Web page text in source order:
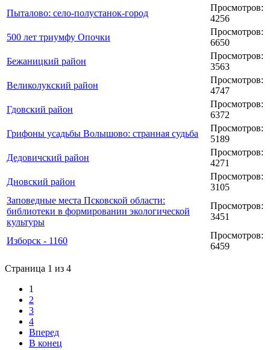
Пыталово: село-полустанок-город
Просмотров:
4256
500 лет триумфу Опочки
Просмотров:
6650
Бежаницкий район
Просмотров:
3563
Великолукский район
Просмотров:
4747
Гдовский район
Просмотров:
6372
Грифоны усадьбы Волышово: странная судьба
Просмотров:
5189
Дедовичский район
Просмотров:
4271
Дновский район
Просмотров:
3105
Заповедные места Псковской области:
библиотеки в формировании экологической
культуры
Просмотров:
3451
Изборск - 1160
Просмотров:
6459
Страница 1 из 4
1
2
3
4
Вперед
В конец